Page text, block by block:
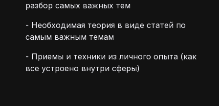
разбор самых важных тем
- Необходимая теория в виде статей по
самым важным темам
- Приемы и техники из личного опыта (как
все устроено внутри сферы)